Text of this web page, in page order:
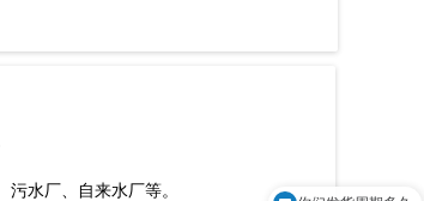
水厂、自来水厂等。